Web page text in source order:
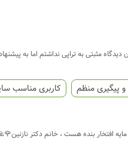
مثبتی به تراپی نداشتم اما به
پیگیری منظم کاربری مناسب
افتخار بنده هست ، خانم دکتر